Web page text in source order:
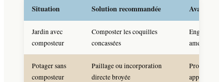
Situation Solution recommandée Avantage
Jardin avec
composteur
Composter les coquilles
concassées
Engrais
Potager sans
composteur
Paillage ou incorporation
directe broyée
Protection
apport